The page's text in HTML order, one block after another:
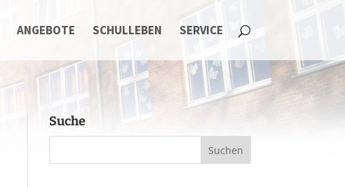
ANGEBOTE SCHULLEBEN SERVICE
Suche